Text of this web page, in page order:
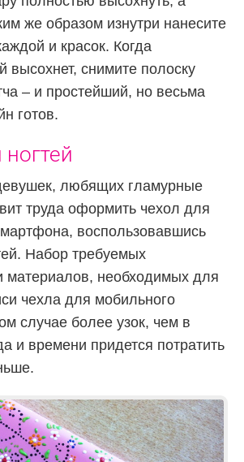
же образом изнутри нанесите
и красок. Когда
высохнет, снимите полоску
– и простейший, но весьма
готов.
любящих гламурные
труда оформить чехол для
воспользовавшись
Набор требуемых
материалов, необходимых для
чехла для мобильного
случае более узок, чем в
и времени придется потратить